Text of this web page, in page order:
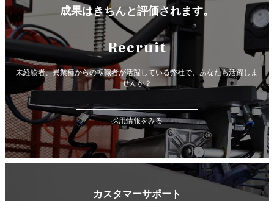
成果はきちんと評価されます。
Recruit
未経験者、異業種からの転職者が活躍している弊社で、 あなたも活躍しま
せんか？
採用情報をみる
カスタマーサポート